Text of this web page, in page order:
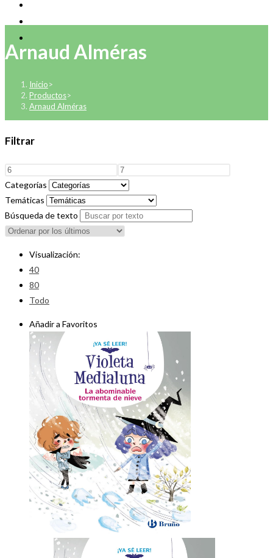
Arnaud Alméras
Inicio>
Productos>
Arnaud Alméras
Filtrar
Categorías
Temáticas
Búsqueda de texto
Visualización:
40
80
Todo
Añadir a Favoritos